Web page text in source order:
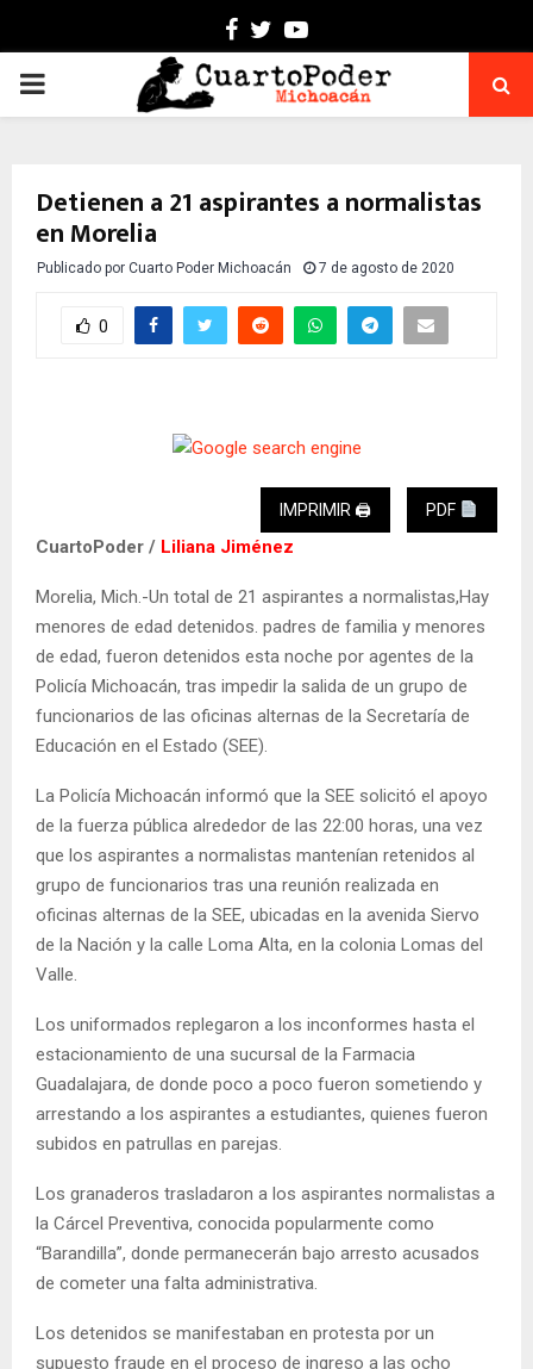
Facebook
TwitterYoutube
PRIMARY
Detienen a 21 aspirantes a normalistas
en Morelia
Publicado por Cuarto Poder Michoacán 7 de agosto de 2020
0
IMPRIMIR 🖨 PDF
CuartoPoder / Liliana Jiménez
Morelia, Mich.-Un total de 21 aspirantes a normalistas,Hay
menores de edad detenidos. padres de familia y menores
de edad, fueron detenidos esta noche por agentes de la
Policía Michoacán, tras impedir la salida de un grupo de
funcionarios de las oficinas alternas de la Secretaría de
Educación en el Estado (SEE).
La Policía Michoacán informó que la SEE solicitó el apoyo
de la fuerza pública alrededor de las 22:00 horas, una vez
que los aspirantes a normalistas mantenían retenidos al
grupo de funcionarios tras una reunión realizada en
oficinas alternas de la SEE, ubicadas en la avenida Siervo
de la Nación y la calle Loma Alta, en la colonia Lomas del
Valle.
Los uniformados replegaron a los inconformes hasta el
estacionamiento de una sucursal de la Farmacia
Guadalajara, de donde poco a poco fueron sometiendo y
arrestando a los aspirantes a estudiantes, quienes fueron
subidos en patrullas en parejas.
Los granaderos trasladaron a los aspirantes normalistas a
la Cárcel Preventiva, conocida popularmente como
“Barandilla”, donde permanecerán bajo arresto acusados
de cometer una falta administrativa.
Los detenidos se manifestaban en protesta por un
supuesto fraude en el proceso de ingreso a las ocho